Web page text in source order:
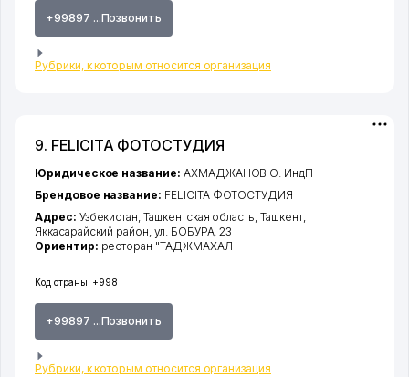
+99897 ...Позвонить
Рубрики, к которым относится организация
9. FELICITA ФОТОСТУДИЯ
Код страны: +998
+99897 ...Позвонить
Рубрики, к которым относится организация
Юридическое название: АХМАДЖАНОВ О. ИндП
Брендовое название: FELICITA ФОТОСТУДИЯ
Адрес: Узбекистан,Ташкентская область ,Ташкент,
Яккасарайский район ул. БОБУРА, 23
Ориентир: ресторан "ТАДЖМАХАЛ